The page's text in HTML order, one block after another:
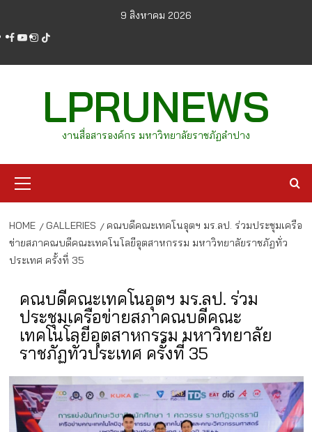
content
9 สิงหาคม 2026
facebook
youtube
instagram
tiktok
LPRUNEWS
งานสื่อสารองค์กร มหาวิทยาลัยราชภัฏลำปาง
Menu
HOME GALLERIES
คณบดีคณะเทคโนอุตฯ มร.ลป. ร่วมประชุมเครือ
ข่ายสภาคณบดีคณะเทคโนโลยีอุตสาหกรรม มหาวิทยาลัยราชภัฏทั่ว
ประเทศ ครั้งที่ 35
คณบดีคณะเทคโนอุตฯ มร.ลป. ร่วม
ประชุมเครือข่ายสภาคณบดีคณะ
เทคโนโลยีอุตสาหกรรม มหาวิทยาลัย
ราชภัฏทั่วประเทศ ครั้งที่ 35